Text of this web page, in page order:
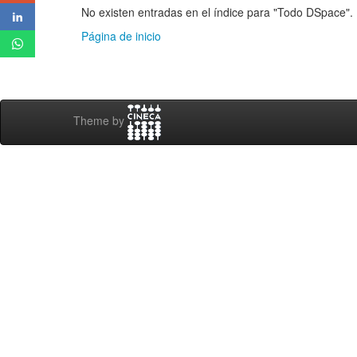
No existen entradas en el índice para "Todo DSpace".
Página de inicio
Theme by